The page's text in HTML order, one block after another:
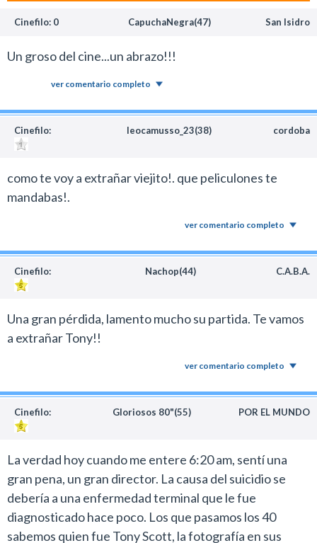
Cinefilo: 0 CapuchaNegra(47) San Isidro
Un groso del cine...un abrazo!!!
ver comentario completo
Cinefilo: leocamusso_23(38) cordoba
como te voy a extrañar viejito!. que peliculones te
mandabas!.
ver comentario completo
Cinefilo: Nachop(44) C.A.B.A.
Una gran pérdida, lamento mucho su partida. Te vamos
a extrañar Tony!!
ver comentario completo
Cinefilo: Gloriosos 80"(55) POR EL MUNDO
La verdad hoy cuando me entere 6:20 am, sentí una
gran pena, un gran director. La causa del suicidio se
debería a una enfermedad terminal que le fue
diagnosticado hace poco. Los que pasamos los 40
sabemos quien fue Tony Scott, la fotografía en sus